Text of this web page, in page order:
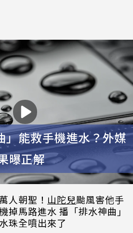
」能救手機進水？外媒
曝正解
萬人朝聖！ 山陀兒颱風害他手
掉馬路進水 播「排水神曲」
水珠全噴出來了